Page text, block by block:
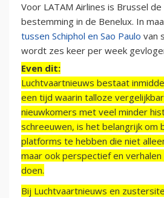
Voor LATAM Airlines is Brussel
bestemming in de Benelux. In
tussen Schiphol en Sao Paulo van
wordt zes keer per week
Even dit:
Luchtvaartnieuws bestaat
een tijd waarin talloze
nieuwkomers met veel minder
schreeuwen, is het belangrijk om
platforms te hebben die niet
maar ook perspectief en
doen.
Bij Luchtvaartnieuws en